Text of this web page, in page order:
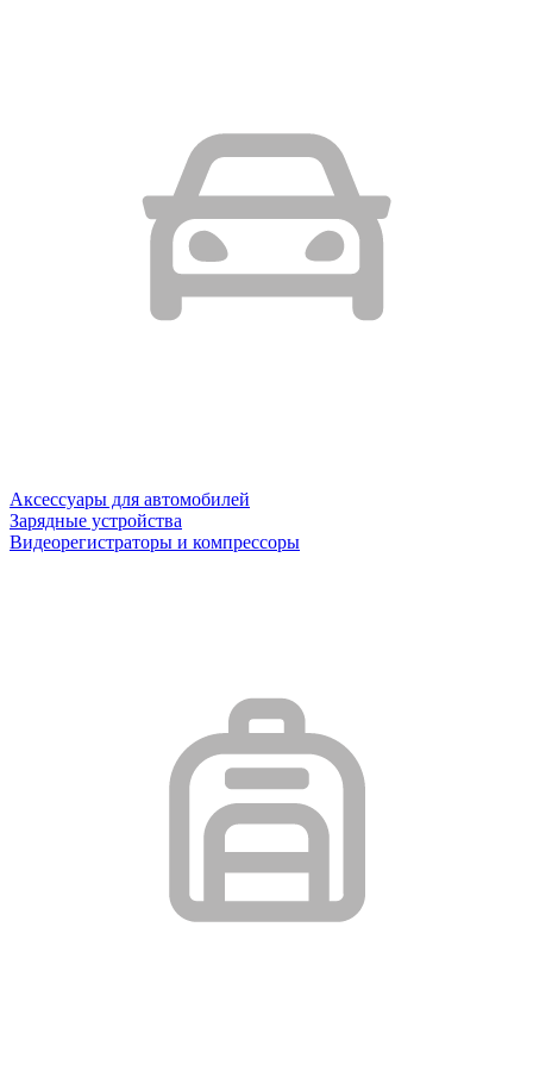
Аксессуары для автомобилей
Зарядные устройства
Видеорегистраторы и компрессоры